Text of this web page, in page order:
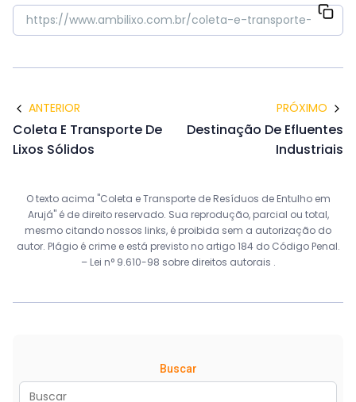
ANTERIOR
Coleta E Transporte De
Lixos Sólidos
PRÓXIMO
Destinação De Efluentes
Industriais
O texto acima "Coleta e Transporte de Resíduos de Entulho em
Arujá" é de direito reservado. Sua reprodução, parcial ou total,
mesmo citando nossos links, é proibida sem a autorização do
autor. Plágio é crime e está previsto no artigo 184 do Código Penal.
– Lei n° 9.610-98 sobre direitos autorais .
Buscar